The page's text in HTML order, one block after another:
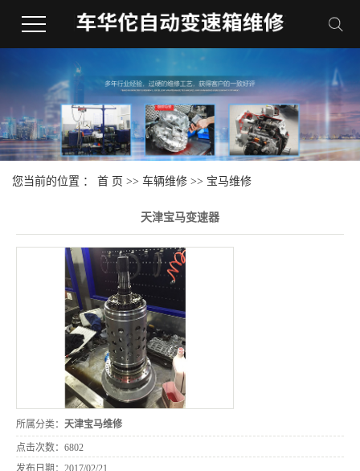
您当前的位置 ： 首 页 >> 车辆维修 >> 宝马维修
天津宝马变速器
所属分类： 天津宝马维修
点击次数： 6802
发布日期： 2017/02/21